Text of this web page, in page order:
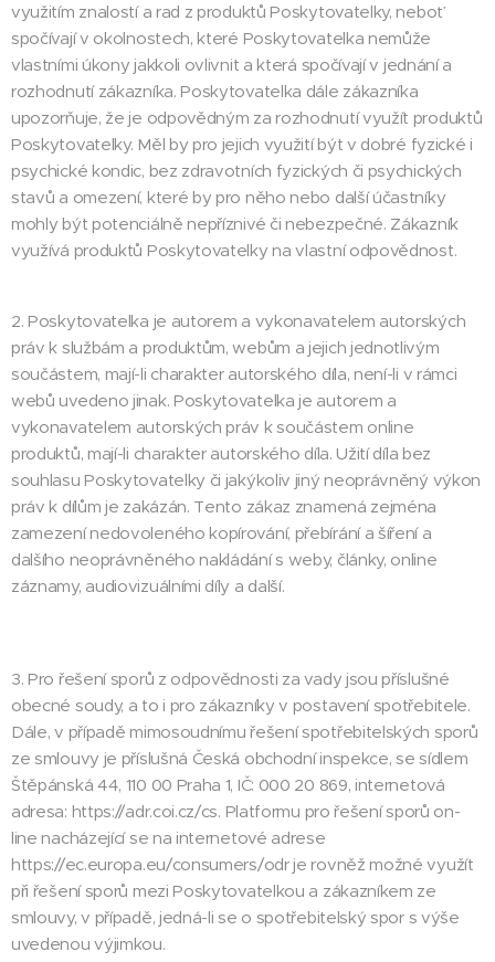
využitím znalostí a rad z produktů Poskytovatelky, neboť
spočívají v okolnostech, které Poskytovatelka nemůže
vlastními úkony jakkoli ovlivnit a která spočívají v jednání a
rozhodnutí zákazníka. Poskytovatelka dále zákazníka
upozorňuje, že je odpovědným za rozhodnutí využít produktů
Poskytovatelky. Měl by pro jejich využití být v dobré fyzické i
psychické kondic, bez zdravotních fyzických či psychických
stavů a omezení, které by pro něho nebo další účastníky
mohly být potenciálně nepříznivé či nebezpečné. Zákazník
využívá produktů Poskytovatelky na vlastní odpovědnost.
2. Poskytovatelka je autorem a vykonavatelem autorských
práv k službám a produktům, webům a jejich jednotlivým
součástem, mají-li charakter autorského díla, není-li v rámci
webů uvedeno jinak. Poskytovatelka je autorem a
vykonavatelem autorských práv k součástem online
produktů, mají-li charakter autorského díla. Užití díla bez
souhlasu Poskytovatelky či jakýkoliv jiný neoprávněný výkon
práv k dílům je zakázán. Tento zákaz znamená zejména
zamezení nedovoleného kopírování, přebírání a šíření a
dalšího neoprávněného nakládání s weby, články, online
záznamy, audiovizuálními díly a další.
3. Pro řešení sporů z odpovědnosti za vady jsou příslušné
obecné soudy, a to i pro zákazníky v postavení spotřebitele.
Dále, v případě mimosoudnímu řešení spotřebitelských sporů
ze smlouvy je příslušná Česká obchodní inspekce, se sídlem
Štěpánská 44, 110 00 Praha 1, IČ: 000 20 869, internetová
adresa: https://adr.coi.cz/cs. Platformu pro řešení sporů on-
line nacházející se na internetové adrese
https://ec.europa.eu/consumers/odr je rovněž možné využít
při řešení sporů mezi Poskytovatelkou a zákazníkem ze
smlouvy, v případě, jedná-li se o spotřebitelský spor s výše
uvedenou výjimkou.